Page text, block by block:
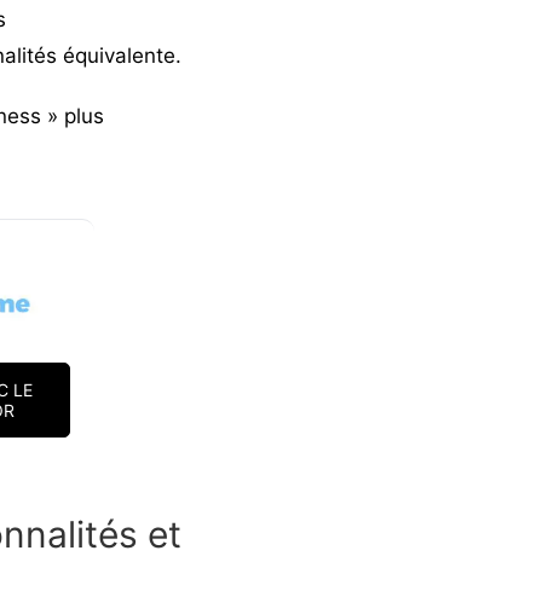
équivalente.
» plus
LE
et